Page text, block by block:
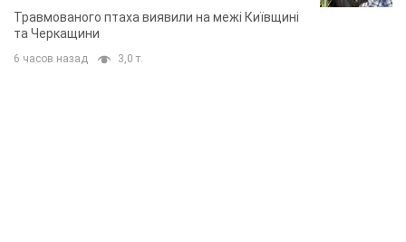
Травмованого птаха виявили на межі Київщині
та Черкащини
6 часов назад 3,0 т.